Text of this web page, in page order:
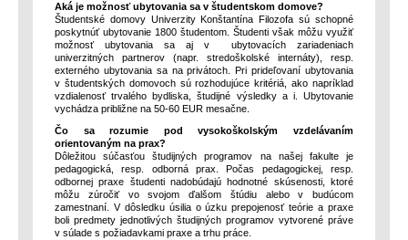
Aká je možnosť ubytovania sa v študentskom domove?
Študentské domovy Univerzity Konštantína Filozofa sú schopné
poskytnúť ubytovanie 1800 študentom. Študenti však môžu využiť
možnosť ubytovania sa aj v ubytovacích zariadeniach
univerzitných partnerov (napr. stredoškolské internáty), resp.
externého ubytovania sa na privátoch. Pri prideľovaní ubytovania
v študentských domovoch sú rozhodujúce kritériá, ako napríklad
vzdialenosť trvalého bydliska, študijné výsledky a i. Ubytovanie
vychádza približne na 50-60 EUR mesačne.
Čo sa rozumie pod vysokoškolským vzdelávaním
orientovaným na prax?
Dôležitou súčasťou študijných programov na našej fakulte je
pedagogická, resp. odborná prax. Počas pedagogickej, resp.
odbornej praxe študenti nadobúdajú hodnotné skúsenosti, ktoré
môžu zúročiť vo svojom ďalšom štúdiu alebo v budúcom
zamestnaní. V dôsledku úsilia o úzku prepojenosť teórie a praxe
boli predmety jednotlivých študijných programov vytvorené práve
v súlade s požiadavkami praxe a trhu práce.